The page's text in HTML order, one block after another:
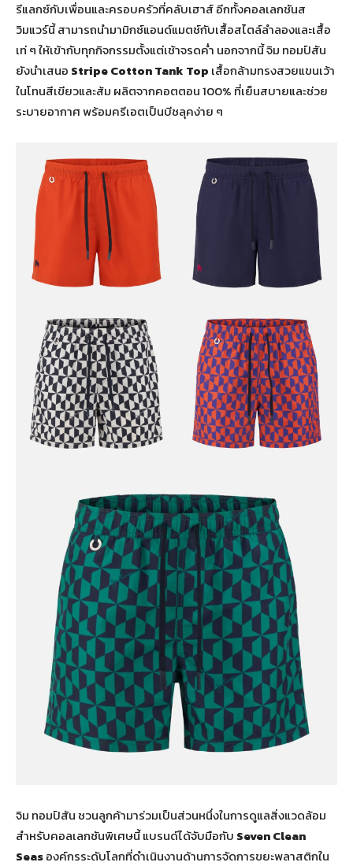
รีแลกซ์กับเพื่อนและครอบครัวที่คลับเฮาส์ อีกทั้งคอลเลกชันส
วิมแวร์นี้ สามารถนำมามิกซ์แอนด์แมตช์กับเสื้อสไตล์ลำลองและเสื้อ
เท่ ๆ ให้เข้ากับทุกกิจกรรมตั้งแต่เช้าจรดค่ำ นอกจากนี้ จิม ทอมป์สัน
ยังนำเสนอ Stripe Cotton Tank Top เสื้อกล้ามทรงสวยแขนเว้า
ในโทนสีเขียวและส้ม ผลิตจากคอตตอน 100% ที่เย็นสบายและช่วย
ระบายอากาศ พร้อมครีเอตเป็นบีชลุคง่าย ๆ
จิม ทอมป์สัน ชวนลูกค้ามาร่วมเป็นส่วนหนึ่งในการดูแลสิ่งแวดล้อม
สำหรับคอลเลกชันพิเศษนี้ แบรนด์ได้จับมือกับ Seven Clean
Seasองค์กรระดับโลกที่ดำเนินงานด้านการจัดการขยะพลาสติกใน